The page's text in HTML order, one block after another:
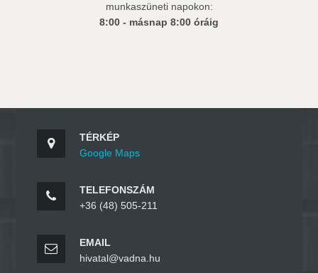
munkaszüneti napokon:
8:00 - másnap 8:00 óráig
TÉRKÉP
Google Maps
TELEFONSZÁM
+36 (48) 505-211
EMAIL
hivatal@vadna.hu